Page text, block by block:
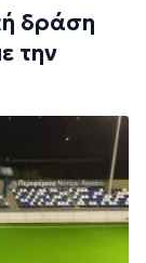
δράση
την